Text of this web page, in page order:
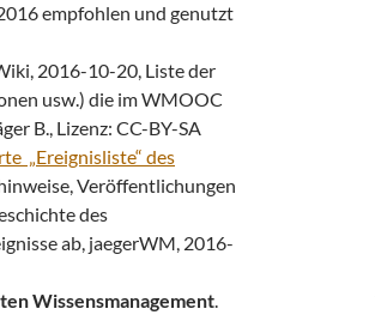
empfohlen und genutzt
2016-10-20, Liste der
usw.) die im WMOOC
B., Lizenz: CC-BY-SA
„Ereignisliste“ des
Veröffentlichungen
des
ab, jaegerWM, 2016-
Wissensmanagement.